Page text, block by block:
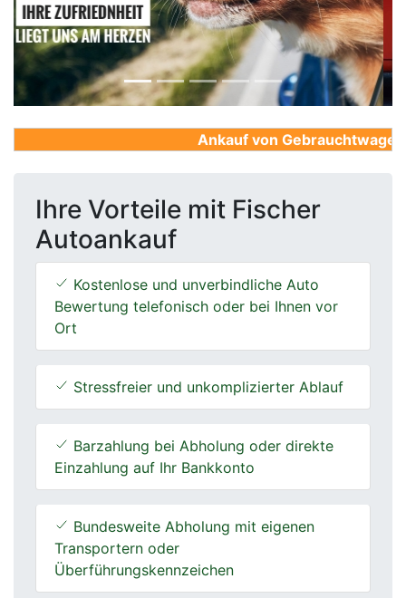
Ankauf von
Ihre Vorteile mit Fischer
Autoankauf
Kostenlose und unverbindliche Auto
Bewertung telefonisch oder bei Ihnen vor
Ort
Stressfreier und unkomplizierter Ablauf
Barzahlung bei Abholung oder direkte
Einzahlung auf Ihr Bankkonto
Bundesweite Abholung mit eigenen
Transportern oder
Überführungskennzeichen